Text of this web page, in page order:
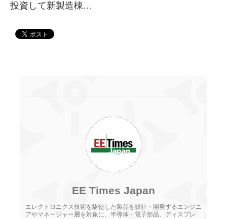
投資して新製造棟…
EE Times Japan
エレクトロニクス技術を駆使した製品を設計・開発するエンジニ
アやマネージャー層を対象に、半導体・電子部品、ディスプレ